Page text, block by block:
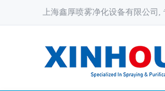
上海鑫厚喷雾净化设备有限公司,